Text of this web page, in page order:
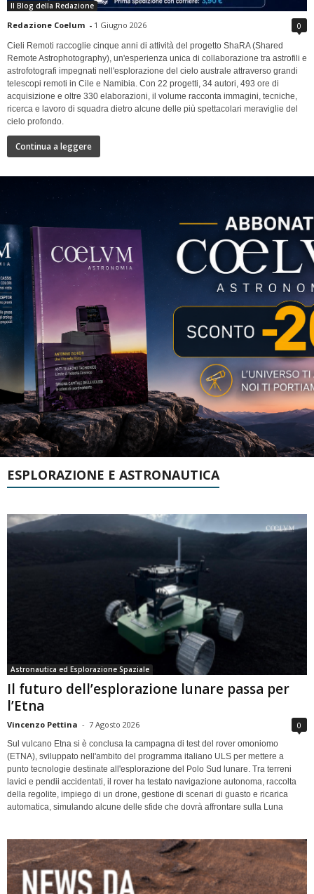
Il Blog della Redazione
Redazione Coelum - 1 Giugno 2026 0
Cieli Remoti raccoglie cinque anni di attività del progetto ShaRA (Shared
Remote Astrophotography), un'esperienza unica di collaborazione tra astrofili e
astrofotografi impegnati nell'esplorazione del cielo australe attraverso grandi
telescopi remoti in Cile e Namibia. Con 22 progetti, 34 autori, 493 ore di
acquisizione e oltre 330 elaborazioni, il volume racconta immagini, tecniche,
ricerca e lavoro di squadra dietro alcune delle più spettacolari meraviglie del
cielo profondo.
Continua a leggere
ESPLORAZIONE E ASTRONAUTICA
Astronautica ed Esplorazione Spaziale
Il futuro dell’esplorazione lunare passa per
l’Etna
Vincenzo Pettina - 7 Agosto 2026 0
Sul vulcano Etna si è conclusa la campagna di test del rover omoniomo
(ETNA), sviluppato nell'ambito del programma italiano ULS per mettere a
punto tecnologie destinate all'esplorazione del Polo Sud lunare. Tra terreni
lavici e pendii accidentati, il rover ha testato navigazione autonoma, raccolta
della regolite, impiego di un drone, gestione di scenari di guasto e ricarica
automatica, simulando alcune delle sfide che dovrà affrontare sulla Luna